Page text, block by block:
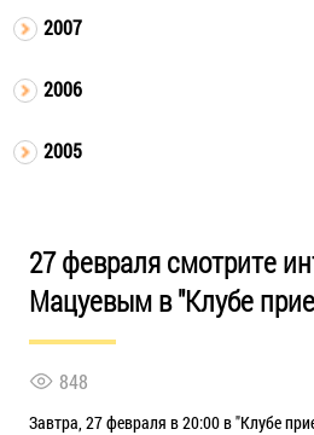
2007
2006
2005
27 февраля смотрите
Мацуевым в "Клубе
848
Завтра, 27 февраля в 20:00 в "Клубе